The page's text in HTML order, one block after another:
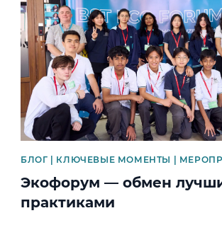
БЛОГ | КЛЮЧЕВЫЕ МОМЕНТЫ |
Экофорум — обмен
практиками